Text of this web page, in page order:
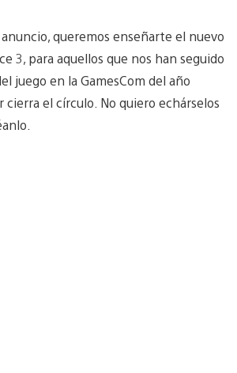
queremos enseñarte el nuevo
3, para aquellos que nos han seguido
juego en la GamesCom del año
cierra el círculo. No quiero echárselos